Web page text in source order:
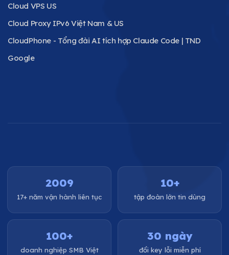
Cloud VPS US
Cloud Proxy IPv6 Việt Nam & US
CloudPhone - Tổng đài AI tích hợp Claude Code | TND
Google
2009
17+ năm vận hành liên tục
10+
tập đoàn lớn tin dùng
100+
doanh nghiệp SMB Việt
30 ngày
đổi key lỗi miễn phí